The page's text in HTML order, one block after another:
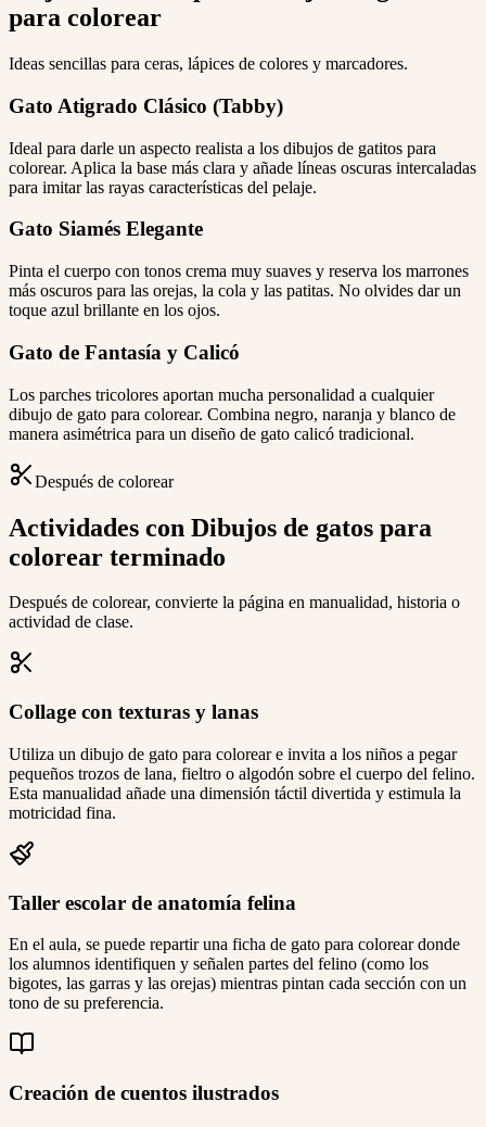
para colorear
Ideas sencillas para ceras, lápices de colores y marcadores.
Gato Atigrado Clásico (Tabby)
Ideal para darle un aspecto realista a los dibujos de gatitos para
colorear. Aplica la base más clara y añade líneas oscuras intercaladas
para imitar las rayas características del pelaje.
Gato Siamés Elegante
Pinta el cuerpo con tonos crema muy suaves y reserva los marrones
más oscuros para las orejas, la cola y las patitas. No olvides dar un
toque azul brillante en los ojos.
Gato de Fantasía y Calicó
Los parches tricolores aportan mucha personalidad a cualquier
dibujo de gato para colorear. Combina negro, naranja y blanco de
manera asimétrica para un diseño de gato calicó tradicional.
Después de colorear
Actividades con Dibujos de gatos para
colorear terminado
Después de colorear, convierte la página en manualidad, historia o
actividad de clase.
Collage con texturas y lanas
Utiliza un dibujo de gato para colorear e invita a los niños a pegar
pequeños trozos de lana, fieltro o algodón sobre el cuerpo del felino.
Esta manualidad añade una dimensión táctil divertida y estimula la
motricidad fina.
Taller escolar de anatomía felina
En el aula, se puede repartir una ficha de gato para colorear donde
los alumnos identifiquen y señalen partes del felino (como los
bigotes, las garras y las orejas) mientras pintan cada sección con un
tono de su preferencia.
Creación de cuentos ilustrados